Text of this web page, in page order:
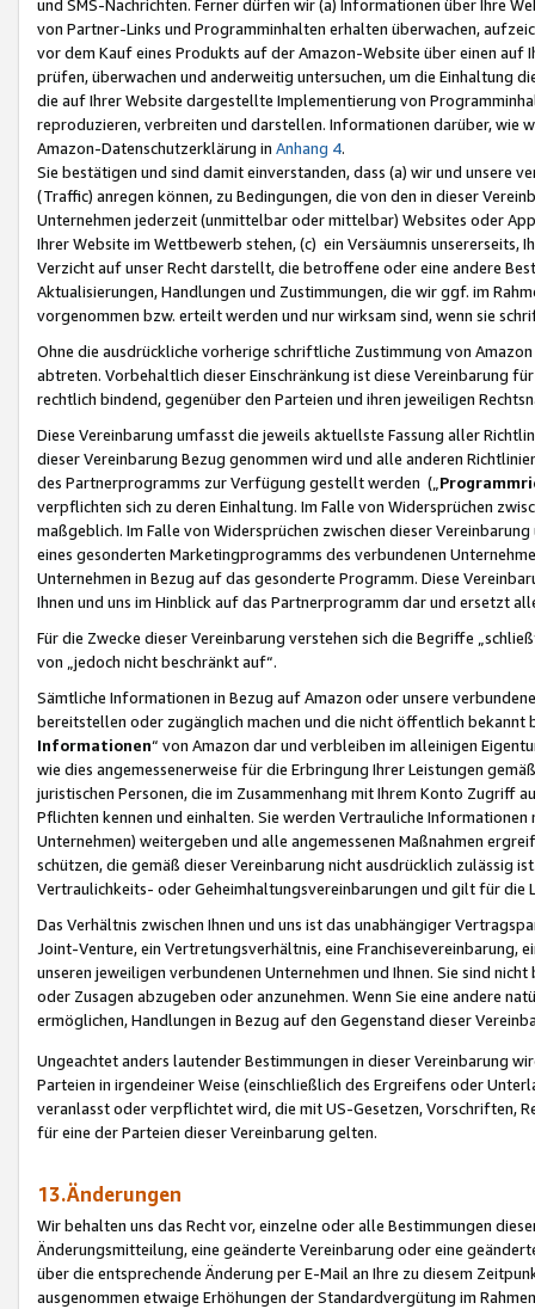
und SMS-Nachrichten. Ferner dürfen wir (a) Informationen über Ihre
von Partner-Links und Programminhalten erhalten überwachen,
vor dem Kauf eines Produkts auf der Amazon-Website über einen
prüfen, überwachen und anderweitig untersuchen, um die Einhaltung
die auf Ihrer Website dargestellte Implementierung von
reproduzieren, verbreiten und darstellen. Informationen darüber, wie
Amazon-Datenschutzerklärung in Anhang 4.
Sie bestätigen und sind damit einverstanden, dass (a) wir und
(Traffic) anregen können, zu Bedingungen, die von den in dieser
Unternehmen jederzeit (unmittelbar oder mittelbar) Websites oder
Ihrer Website im Wettbewerb stehen, (c) ein Versäumnis unsererseits,
Verzicht auf unser Recht darstellt, die betroffene oder eine andere
Aktualisierungen, Handlungen und Zustimmungen, die wir ggf. im
vorgenommen bzw. erteilt werden und nur wirksam sind, wenn sie
Ohne die ausdrückliche vorherige schriftliche Zustimmung von
abtreten. Vorbehaltlich dieser Einschränkung ist diese Vereinbarung
rechtlich bindend, gegenüber den Parteien und ihren jeweiligen
Diese Vereinbarung umfasst die jeweils aktuellste Fassung aller
dieser Vereinbarung Bezug genommen wird und alle anderen
des Partnerprogramms zur Verfügung gestellt werden („
verpflichten sich zu deren Einhaltung. Im Falle von Widersprüchen
maßgeblich. Im Falle von Widersprüchen zwischen dieser
eines gesonderten Marketingprogramms des verbundenen
Unternehmen in Bezug auf das gesonderte Programm. Diese
Ihnen und uns im Hinblick auf das Partnerprogramm dar und ersetzt
Für die Zwecke dieser Vereinbarung verstehen sich die Begriffe
von „jedoch nicht beschränkt auf“.
Sämtliche Informationen in Bezug auf Amazon oder unsere
bereitstellen oder zugänglich machen und die nicht öffentlich
Informationen“ von Amazon dar und verbleiben im alleinigen
wie dies angemessenerweise für die Erbringung Ihrer Leistungen
juristischen Personen, die im Zusammenhang mit Ihrem Konto
Pflichten kennen und einhalten. Sie werden Vertrauliche
Unternehmen) weitergeben und alle angemessenen Maßnahmen
schützen, die gemäß dieser Vereinbarung nicht ausdrücklich zulässig
Vertraulichkeits- oder Geheimhaltungsvereinbarungen und gilt für die
Das Verhältnis zwischen Ihnen und uns ist das unabhängiger
Joint-Venture, ein Vertretungsverhältnis, eine Franchisevereinbarung,
unseren jeweiligen verbundenen Unternehmen und Ihnen. Sie sind
oder Zusagen abzugeben oder anzunehmen. Wenn Sie eine andere
ermöglichen, Handlungen in Bezug auf den Gegenstand dieser
Ungeachtet anders lautender Bestimmungen in dieser Vereinbarung
Parteien in irgendeiner Weise (einschließlich des Ergreifens oder
veranlasst oder verpflichtet wird, die mit US-Gesetzen, Vorschriften,
für eine der Parteien dieser Vereinbarung gelten.
13.Änderungen
Wir behalten uns das Recht vor, einzelne oder alle Bestimmungen
Änderungsmitteilung, eine geänderte Vereinbarung oder eine
über die entsprechende Änderung per E-Mail an Ihre zu diesem
ausgenommen etwaige Erhöhungen der Standardvergütung im